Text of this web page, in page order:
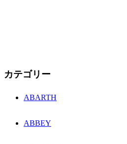
カテゴリー
ABARTH
ABBEY